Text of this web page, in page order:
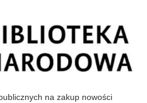
na zakup nowości